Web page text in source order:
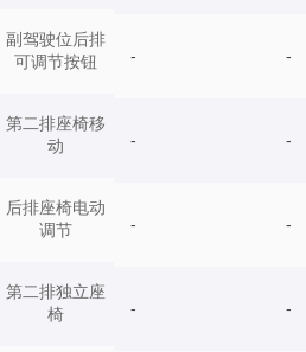
副驾驶位后排
可调节按钮
第二排座椅移
动
后排座椅电动
调节
第二排独立座
椅
- -
- -
- -
- -